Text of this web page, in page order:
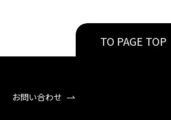
TO PAGE TOP
お問い合わせ